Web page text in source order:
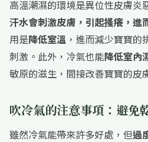
高溫潮濕的環境是異位性皮膚炎
汗水會刺激皮膚，引起搔癢，進
用是降低室溫 ，進而減少寶寶
刺激。此外，冷氣也能降低室內
敏原的滋生，間接改善寶寶的皮
吹冷氣的注意事項：避免
雖然冷氣能帶來許多好處，但過